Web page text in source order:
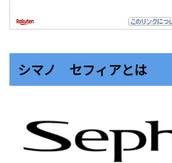
シマノ セフィアとは